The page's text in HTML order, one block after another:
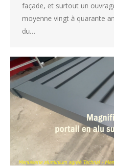
façade, et surtout un
moyenne vingt à quarante
du…